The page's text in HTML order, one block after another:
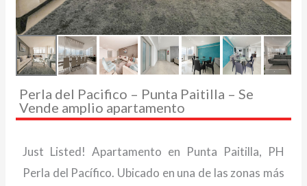
Perla del Pacifico – Punta Paitilla – Se
Vende amplio apartamento
Just Listed! Apartamento en Punta Paitilla, PH
Perla del Pacífico. Ubicado en una de las zonas más